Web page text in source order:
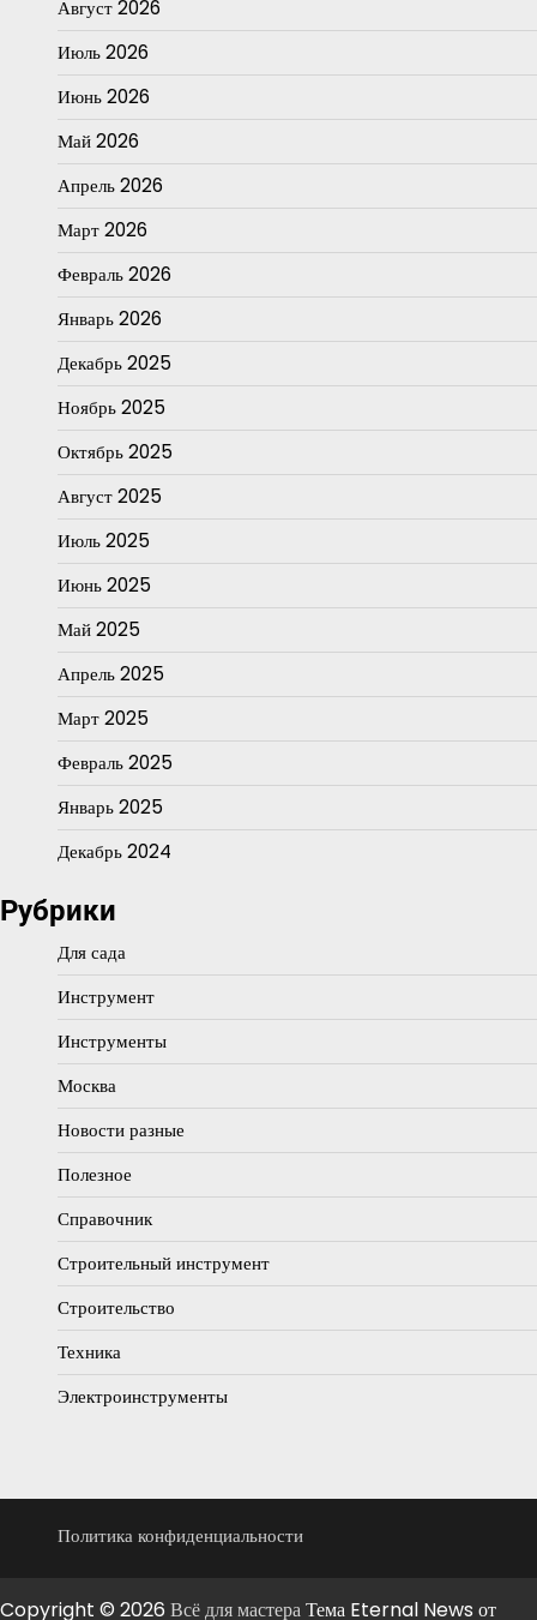
Август 2026
Июль 2026
Июнь 2026
Май 2026
Апрель 2026
Март 2026
Февраль 2026
Январь 2026
Декабрь 2025
Ноябрь 2025
Октябрь 2025
Август 2025
Июль 2025
Июнь 2025
Май 2025
Апрель 2025
Март 2025
Февраль 2025
Январь 2025
Декабрь 2024
Рубрики
Для сада
Инструмент
Инструменты
Москва
Новости разные
Полезное
Справочник
Строительный инструмент
Строительство
Техника
Электроинструменты
Политика конфиденциальности
Copyright © 2026 Всё для мастераТема Eternal News от